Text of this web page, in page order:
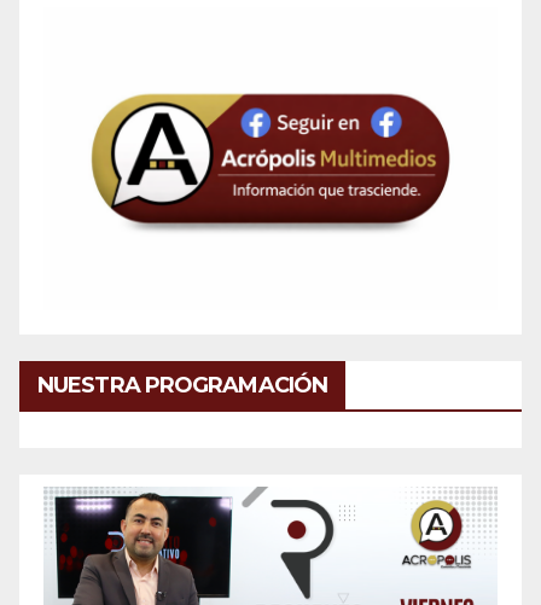
NUESTRA PROGRAMACIÓN